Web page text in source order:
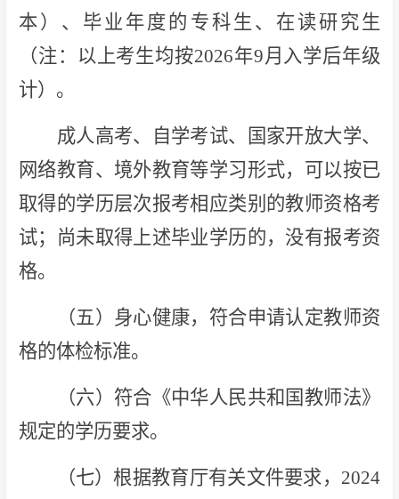
本）、毕业年度的专科生、在读研究生
（注：以上考生均按2026年9月入学后年级
计）。
成人高考、自学考试、国家开放大学、
网络教育、境外教育等学习形式，可以按已
取得的学历层次报考相应类别的教师资格考
试；尚未取得上述毕业学历的，没有报考资
格。
（五）身心健康，符合申请认定教师资
格的体检标准。
（六）符合《中华人民共和国教师法》
规定的学历要求。
（七）根据教育厅有关文件要求，2024